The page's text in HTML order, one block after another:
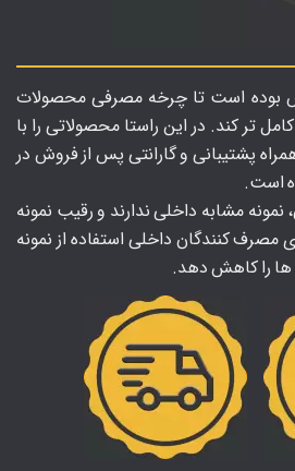
بوده است تا چرخه مصرفی محصولات
تر کند. در این راستا محصولاتی را با
پشتیبانی و گارانتی پس از فروش در
است.
مشابه داخلی ندارند و رقیب نمونه
کنندگان داخلی استفاده از نمونه
ها را کاهش دهد.